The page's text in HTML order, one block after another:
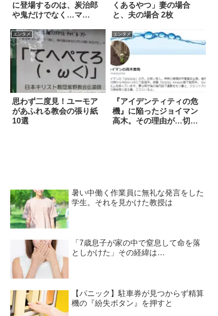
に登場するのは、炭治郎
や鬼だけでなく…マ
くあるやつ」妻の場合
と、夫の場合 2枚
エンタメ
思わず二度見！ユーモア
があふれる教会の張り紙
10選
エンタメ
『アイデンティティの危
機』に陥ったジョイマン
高木。その理由が…切な
暑い中働く作業員に無礼な発言をした
学生。それを見かけた教授は
「7歳息子が家の中で窒息して命を落
としかけた」その経緯は…
【パニック】駐車券が見つからず精算
機の『紛失ボタン』を押すと